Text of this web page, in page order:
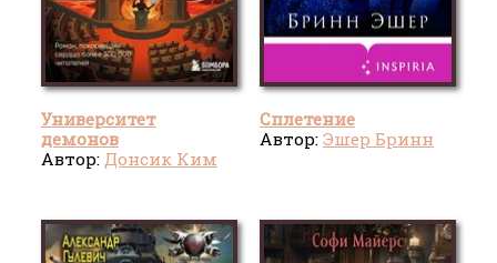
Университет
демонов
Автор: Донсик Ким
Сплетение
Автор: Эшер Бринн